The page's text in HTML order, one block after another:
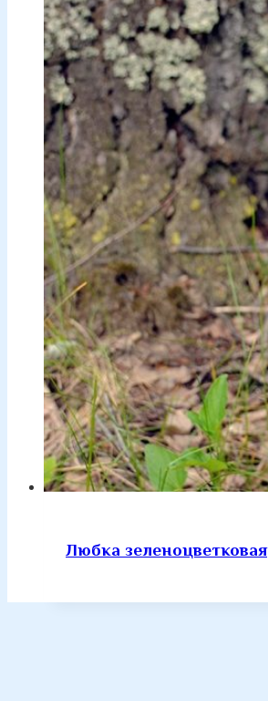
Любка зеленоцветковая